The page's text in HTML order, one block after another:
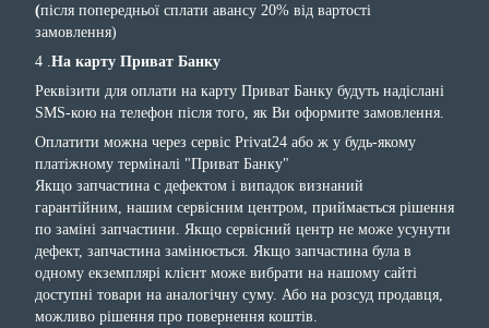
(після попередньої сплати авансу 20% від вартості
замовлення)
4 . На карту Приват Банку
Реквізити для оплати на карту Приват Банку будуть надіслані
SMS-кою на телефон після того, як Ви оформите замовлення.
Оплатити можна через сервіс Privat24 або ж у будь-якому
платіжному терміналі "Приват Банку"
Якщо запчастина с дефектом і випадок визнаний
гарантійним, нашим сервісним центром, приймається рішення
по заміні запчастини. Якщо сервісний центр не може усунути
дефект, запчастина замінюється. Якщо запчастина була в
одному екземплярі клієнт може вибрати на нашому сайті
доступні товари на аналогічну суму. Або на розсуд продавця,
можливо рішення про повернення коштів.